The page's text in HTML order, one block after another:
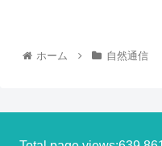
ホーム 自然通信